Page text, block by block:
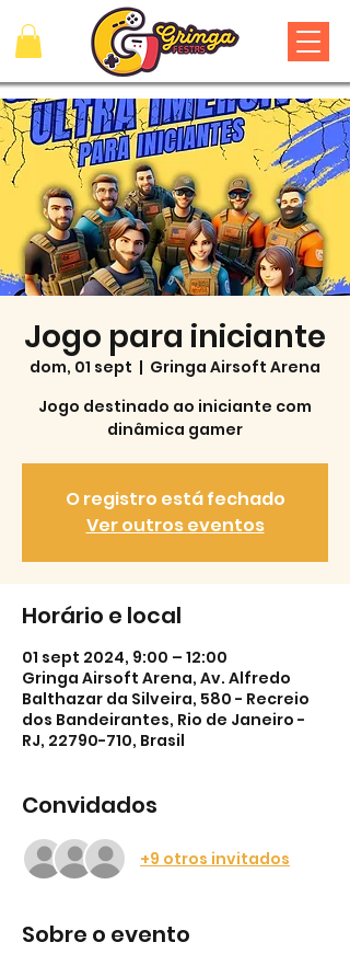
Jogo para iniciante
dom, 01 sept
  |
Gringa Airsoft Arena
Jogo destinado ao iniciante com
dinâmica gamer
O registro está fechado
Ver outros eventos
Horário e local
01 sept 2024, 9:00 – 12:00
Gringa Airsoft Arena, Av. Alfredo
Balthazar da Silveira, 580 - Recreio
dos Bandeirantes, Rio de Janeiro -
RJ, 22790-710, Brasil
Convidados
+9 otros invitados
Sobre o evento